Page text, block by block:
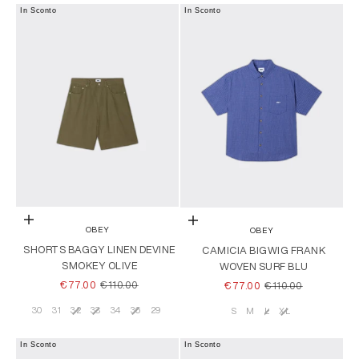
In Sconto
Scegli le opzioni
OBEY
SHORTS BAGGY LINEN DEVINE
SMOKEY OLIVE
PREZZO SCONTATO
€77.00 PREZZO
€110.00
Taglia
30 31 32 33 34 36 29
In Sconto
Scegli le opzioni
OBEY
CAMICIA BIGWIG FRANK
WOVEN SURF BLU
PREZZO SCONTATO
€77.00 PREZZO
€110.00
Taglia
S M L XL
In Sconto In Sconto